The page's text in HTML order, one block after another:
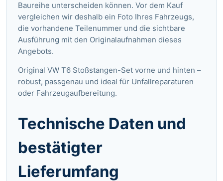
Baureihe unterscheiden können. Vor dem Kauf
vergleichen wir deshalb ein Foto Ihres Fahrzeugs,
die vorhandene Teilenummer und die sichtbare
Ausführung mit den Originalaufnahmen dieses
Angebots.
Original VW T6 Stoßstangen-Set vorne und hinten –
robust, passgenau und ideal für Unfallreparaturen
oder Fahrzeugaufbereitung.
Technische Daten und
bestätigter
Lieferumfang